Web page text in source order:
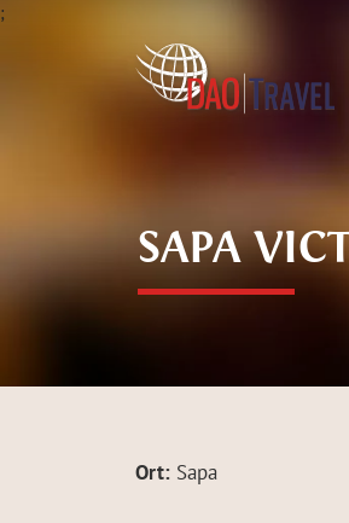
;
SAPA
Ort: Sapa